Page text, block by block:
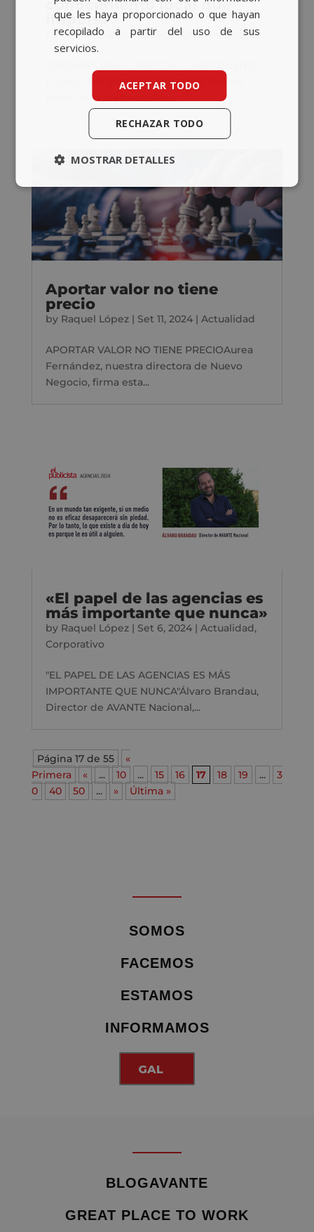
conocimiento local que
impulsa
byRaquel López |Set 18, 2024|Actualidad
LOCAL QUE IMPULSA Nuestra directora
Norte, Almudena del Río,...
Aportar valor no tiene
precio
by Raquel López| Set 11, 2024| Actualidad
APORTAR VALOR NO TIENE PRECIOAurea
Fernández, nuestra directora de Nuevo
Negocio, firma esta...
«El papel de las agencias es
más importante que nunca»
by Raquel López| Set 6, 2024| Actualidad,
Corporativo
"EL PAPEL DE LAS AGENCIAS ES MÁS
IMPORTANTE QUE NUNCA"Álvaro Brandau,
Director de AVANTE Nacional,...
Página 17 de 55
«
Primera
« ... 10 ... 15 16 17 18 19 ...
3
0
40 50 ... » Última »
SOMOS
FACEMOS
ESTAMOS
INFORMAMOS
GAL
BLOGAVANTE
GREAT PLACE TO WORK
que les haya proporcionado o que hayan
recopilado a partir del uso de sus
servicios.
ACEPTAR TODO
RECHAZAR TODO
MOSTRAR DETALLES